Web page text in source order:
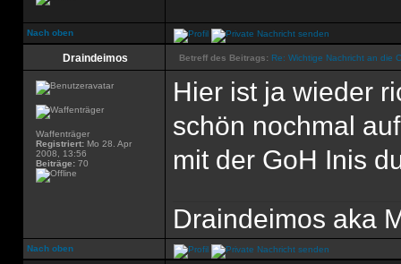
Nach oben
Draindeimos Betreff des Beitrags: Re: Wichtige Nachricht an die
Waffenträger
Registriert: Mo 28. Apr
2008, 13:56
Beiträge: 70
Hier ist ja wieder
schön nochmal
mit der GoH Inis
Draindeimos aka
Nach oben